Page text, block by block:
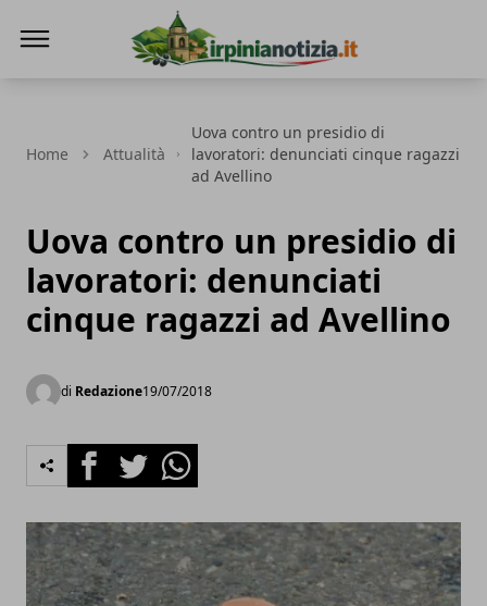
Home Attualità
Uova contro un presidio di
lavoratori: denunciati cinque ragazzi
ad Avellino
Uova contro un presidio di
lavoratori: denunciati
cinque ragazzi ad Avellino
di Redazione19/07/2018
FacebookTwitterWhatsapp